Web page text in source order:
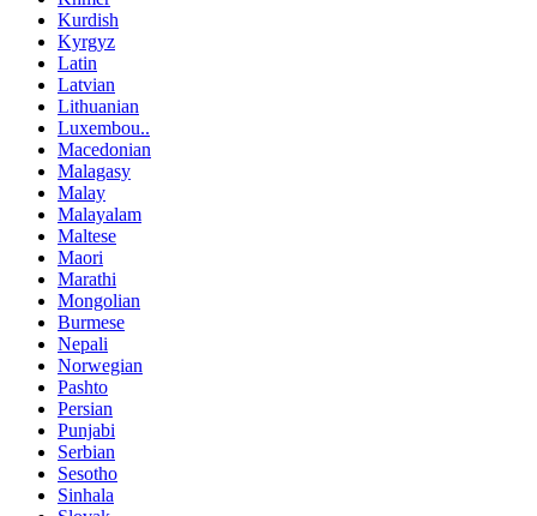
Kurdish
Kyrgyz
Latin
Latvian
Lithuanian
Luxembou..
Macedonian
Malagasy
Malay
Malayalam
Maltese
Maori
Marathi
Mongolian
Burmese
Nepali
Norwegian
Pashto
Persian
Punjabi
Serbian
Sesotho
Sinhala